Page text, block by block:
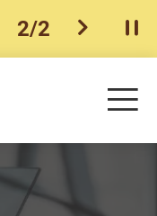
上一个
2/2 下一个开
目